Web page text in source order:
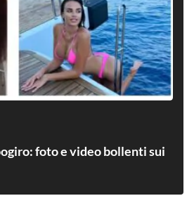
foto e video bollenti sui